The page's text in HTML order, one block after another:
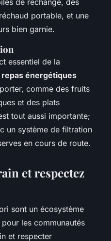
de rechange, des
portable, et une
bien garnie.
essentiel de la
repas énergétiques
comme des fruits
et des plats
tout aussi importante;
un système de filtration
en cours de route.
et respectez
sont un écosystème
les communautés
et respecter